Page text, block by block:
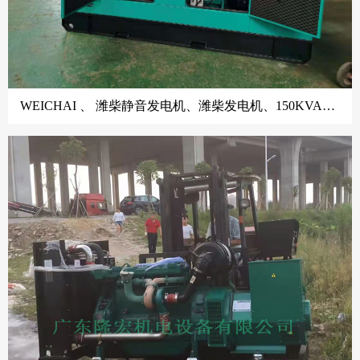
WEICHAI 、 潍柴静音发电机、潍柴发电机、150KVA潍柴发电机、佛山潍柴发电机